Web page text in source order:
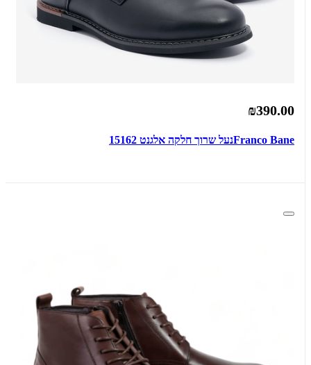
₪390.00
Franco Baneנעל שרוך חלקה אלגנט 15162